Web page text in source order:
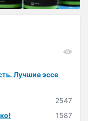
Лучшие эссе
2547
1587